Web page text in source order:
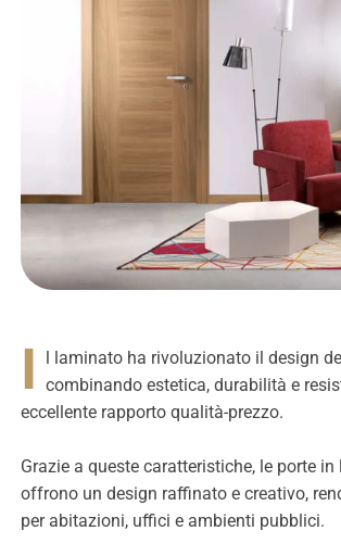
I
l laminato ha rivoluzionato il design
combinando estetica, durabilità e
eccellente rapporto qualità-prezzo.
Grazie a queste caratteristiche, le porte
offrono un design raffinato e creativo,
per abitazioni, uffici e ambienti pubblici.